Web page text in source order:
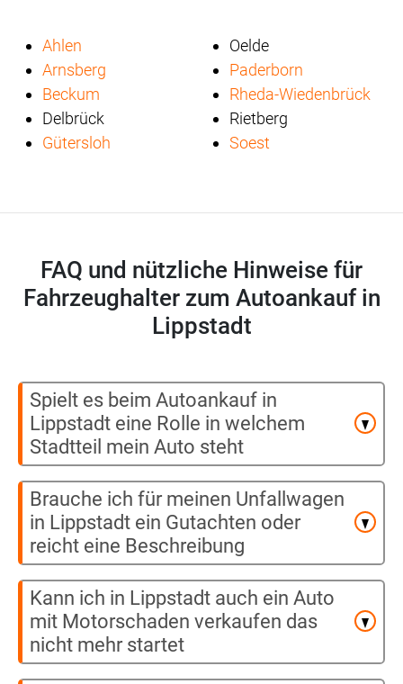
Ahlen
Arnsberg
Beckum
Delbrück
Gütersloh
Oelde
Paderborn
Rheda-Wiedenbrück
Rietberg
Soest
FAQ und nützliche Hinweise für
Fahrzeughalter zum Autoankauf in
Lippstadt
Spielt es beim Autoankauf in
Lippstadt eine Rolle in welchem
Stadtteil mein Auto steht
Brauche ich für meinen Unfallwagen
in Lippstadt ein Gutachten oder
reicht eine Beschreibung
Kann ich in Lippstadt auch ein Auto
mit Motorschaden verkaufen das
nicht mehr startet